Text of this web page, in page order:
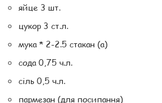
яйце 3 шт.
цукор 3 ст.л.
мука * 2-2.5 стакан (а)
сода 0,75 ч.л.
сіль 0,5 ч.л.
пармезан (для посипання)